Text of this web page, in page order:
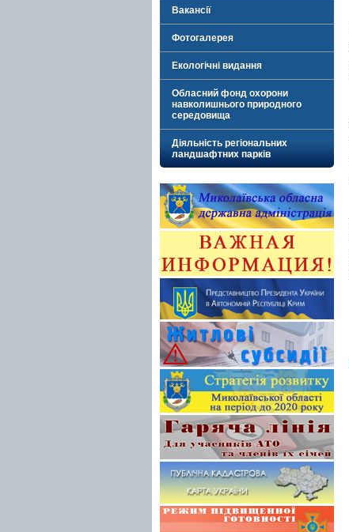
Вакансії
Фотогалерея
Екологічні видання
Обласний фонд охорони
навколишнього природного
середовища
Діяльність регіональних
ландшафтних парків